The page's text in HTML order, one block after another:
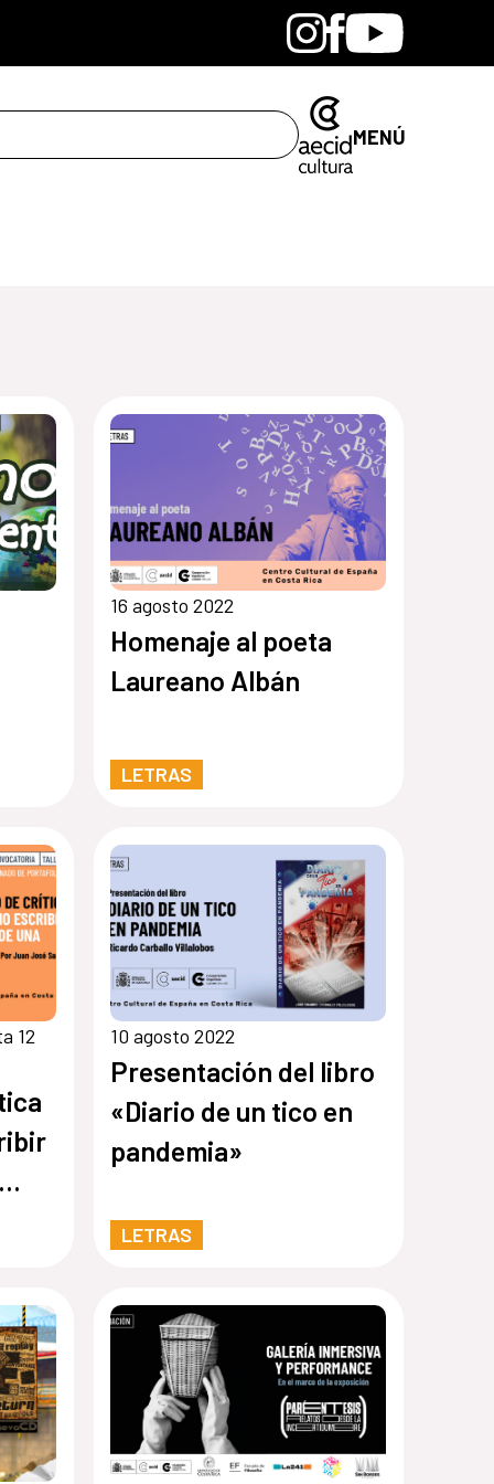
BandcampInstagram
Facebook
Youtube
MENÚ
16 agosto 2022
Homenaje al poeta
Laureano Albán
LETRAS
12
10 agosto 2022
Presentación del libro
«Diario de un tico en
pandemia»
LETRAS